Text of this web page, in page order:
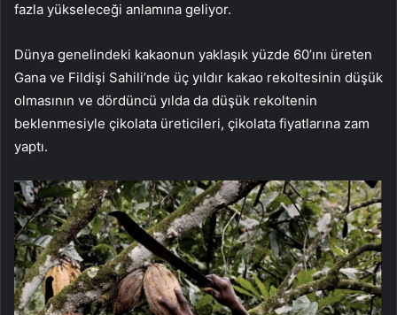
fazla yükseleceği anlamına geliyor.
Dünya genelindeki kakaonun yaklaşık yüzde 60’ını üreten
Gana ve Fildişi Sahili’nde üç yıldır kakao rekoltesinin düşük
olmasının ve dördüncü yılda da düşük rekoltenin
beklenmesiyle çikolata üreticileri, çikolata fiyatlarına zam
yaptı.